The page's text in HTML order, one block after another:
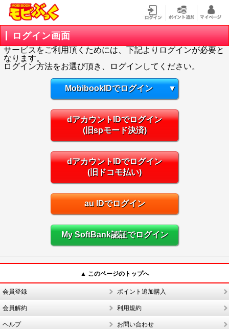
ログイン画面
サービスをご利用頂くためには、下記よりログインが必要と
なります。
ログイン方法をお選び頂き、ログインしてください。
MobibookIDでログイン ▼
dアカウントIDでログイン
(旧spモード決済)
dアカウントIDでログイン
(旧ドコモ払い)
au IDでログイン
My SoftBank認証でログイン
▲ このページのトップへ
会員登録 ポイント追加購入
会員解約 利用規約
ヘルプ お問い合わせ